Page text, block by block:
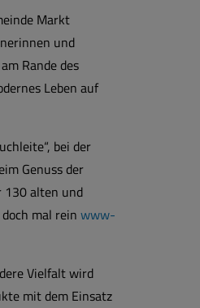
Markt
und
Rande des
Leben auf
bei der
Genuss der
130 alten und
mal rein www-
Vielfalt wird
mit dem Einsatz